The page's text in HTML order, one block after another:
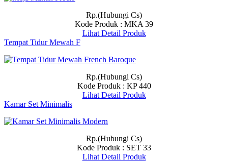
Rp.(Hubungi Cs)
Kode Produk : MKA 39
Lihat Detail Produk
Tempat Tidur Mewah F
Rp.(Hubungi Cs)
Kode Produk : KP 440
Lihat Detail Produk
Kamar Set Minimalis
Rp.(Hubungi Cs)
Kode Produk : SET 33
Lihat Detail Produk